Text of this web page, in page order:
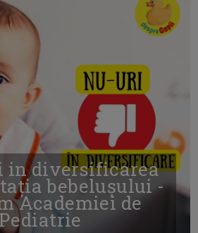
in diversificarea
bebelușului -
Academiei de